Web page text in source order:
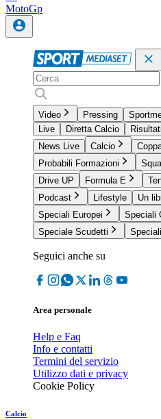
MotoGp
Video Pressing
Live
Diretta Calcio
News Live
Calcio
Probabili Formazioni
Drive UP
Formula E
Podcast
Lifestyle
Un
Speciali Europei
Speciali
Speciale Scudetti
Seguici anche su
Area personale
Help e Faq
Info e contatti
Termini del servizio
Utilizzo dati e privacy
Cookie Policy
Calcio